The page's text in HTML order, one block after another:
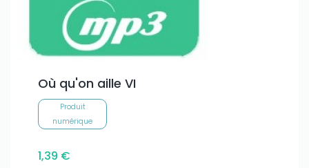
Où qu'on aille VI
Produit
numérique
1,39 €